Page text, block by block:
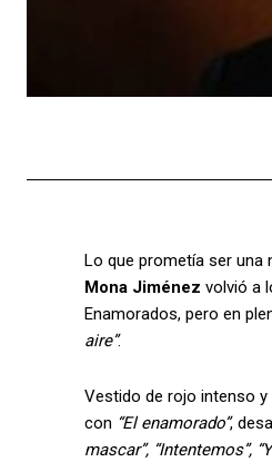
Lo que prometía ser una
Mona Jiménez volvió a
Enamorados, pero en
aire”.
Vestido de rojo intenso
con “El enamorado”,
mascar”, “Intentemos”,